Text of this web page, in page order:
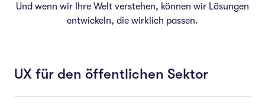
Und wenn wir Ihre Welt verstehen, können wir Lösungen
entwickeln, die wirklich passen.
UX für den öffentlichen Sektor